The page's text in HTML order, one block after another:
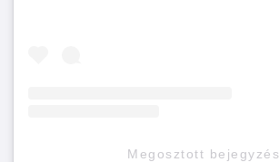
Megosztott bejegyzés